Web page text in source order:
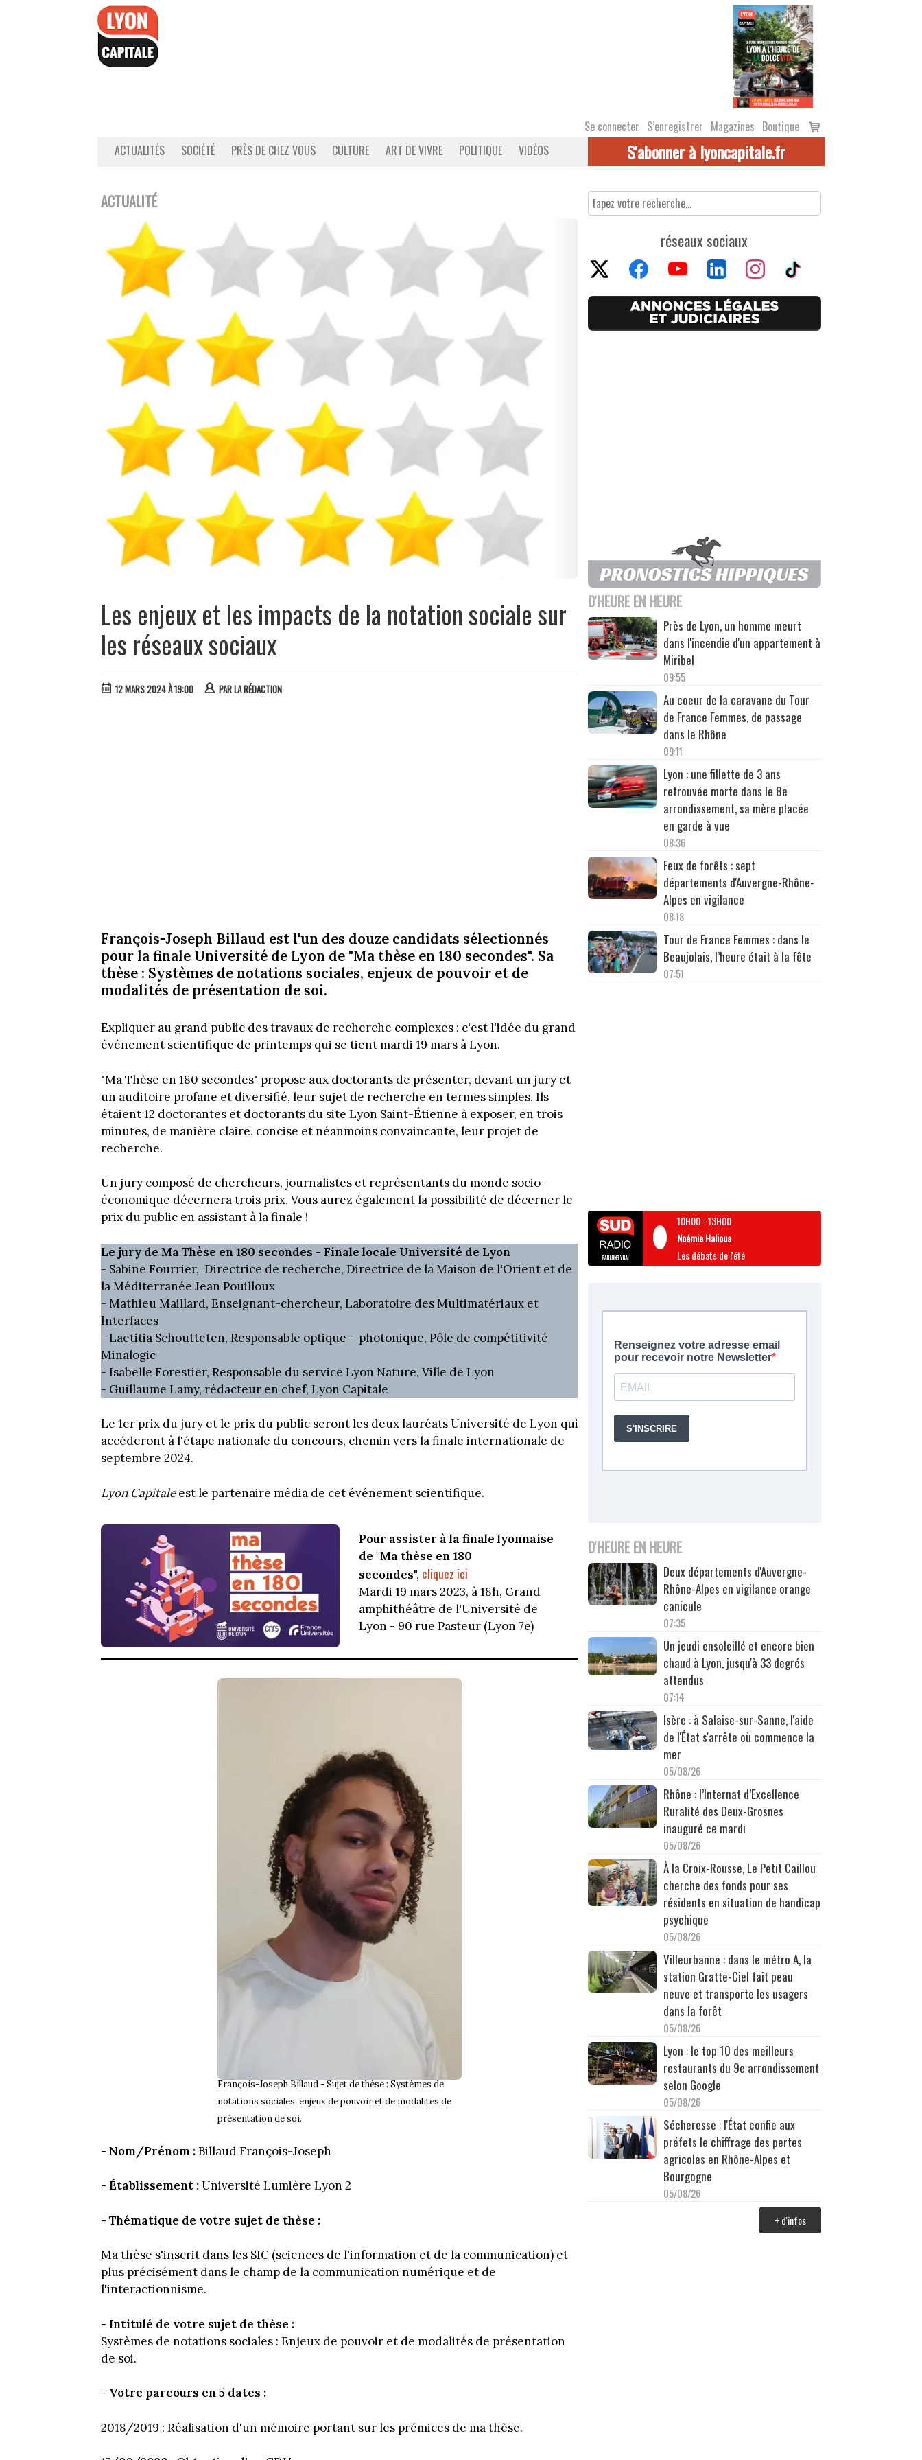
Se connecter S’enregistrer Magazines Boutique
Voir
le
ACTUALITÉS SOCIÉTÉ PRÈS DE CHEZ VOUS CULTURE ART DE VIVRE POLITIQUE VIDÉOS S'abonner à lyoncapitale.fr
ACTUALITÉ
Les enjeux et les impacts de la notation sociale sur
les réseaux sociaux
12 MARS 2024 À 19:00 PARLA RÉDACTION
François-Joseph Billaud est l'un des douze candidats sélectionnés
pour la finale Université de Lyon de "Ma thèse en 180 secondes". Sa
thèse : Systèmes de notations sociales, enjeux de pouvoir et de
modalités de présentation de soi.
Expliquer au grand public des travaux de recherche complexes : c'est l'idée du grand
événement scientifique de printemps qui se tient mardi 19 mars à Lyon.
"Ma Thèse en 180 secondes" propose aux doctorants de présenter, devant un jury et
un auditoire profane et diversifié, leur sujet de recherche en termes simples. Ils
étaient 12 doctorantes et doctorants du site Lyon Saint-Étienne à exposer, en trois
minutes, de manière claire, concise et néanmoins convaincante, leur projet de
recherche.
Un jury composé de chercheurs, journalistes et représentants du monde socio-
économique décernera trois prix. Vous aurez également la possibilité de décerner le
prix du public en assistant à la finale !
Le jury de Ma Thèse en 180 secondes - Finale locale Université de Lyon
- Sabine Fourrier, Directrice de recherche, Directrice de la Maison de l'Orient et de
la Méditerranée Jean Pouilloux
- Mathieu Maillard, Enseignant-chercheur, Laboratoire des Multimatériaux et
Interfaces
- Laetitia Schoutteten, Responsable optique – photonique, Pôle de compétitivité
Minalogic
- Isabelle Forestier, Responsable du service Lyon Nature, Ville de Lyon
- Guillaume Lamy, rédacteur en chef, Lyon Capitale
Le 1er prix du jury et le prix du public seront les deux lauréats Université de Lyon qui
accéderont à l'étape nationale du concours, chemin vers la finale internationale de
septembre 2024.
Lyon Capitaleest le partenaire média de cet événement scientifique.
Pour assister à la finale lyonnaise
de "Ma thèse en 180
secondes", cliquez ici
Mardi 19 mars 2023, à 18h, Grand
amphithéâtre de l'Université de
Lyon - 90 rue Pasteur (Lyon 7e)
François-Joseph Billaud - Sujet de thèse : Systèmes de
notations sociales, enjeux de pouvoir et de modalités de
présentation de soi.
- Nom/Prénom :Billaud François-Joseph
- Établissement :Université Lumière Lyon 2
- Thématique de votre sujet de thèse :
Ma thèse s'inscrit dans les SIC (sciences de l'information et de la communication) et
plus précisément dans le champ de la communication numérique et de
l'interactionnisme.
- Intitulé de votre sujet de thèse :
Systèmes de notations sociales : Enjeux de pouvoir et de modalités de présentation
de soi.
- Votre parcours en 5 dates :
2018/2019 : Réalisation d'un mémoire portant sur les prémices de ma thèse.
réseaux sociaux
D'HEURE EN HEURE
Près de Lyon, un homme meurt
dans l'incendie d'un appartement à
Miribel
09:55
Au coeur de la caravane du Tour
de France Femmes, de passage
dans le Rhône
09:11
Lyon : une fillette de 3 ans
retrouvée morte dans le 8e
arrondissement, sa mère placée
en garde à vue
08:36
Feux de forêts : sept
départements d'Auvergne-Rhône-
Alpes en vigilance
08:18
Tour de France Femmes : dans le
Beaujolais, l’heure était à la fête
07:51
10H00-13H00
Noémie Halioua
Les débats de l'été
D'HEURE EN HEURE
Deux départements d'Auvergne-
Rhône-Alpes en vigilance orange
canicule
07:35
Un jeudi ensoleillé et encore bien
chaud à Lyon, jusqu'à 33 degrés
attendus
07:14
Isère : à Salaise-sur-Sanne, l'aide
de l'État s'arrête où commence la
mer
05/08/26
Rhône : l’Internat d’Excellence
Ruralité des Deux-Grosnes
inauguré ce mardi
05/08/26
À la Croix-Rousse, Le Petit Caillou
cherche des fonds pour ses
résidents en situation de handicap
psychique
05/08/26
Villeurbanne : dans le métro A, la
station Gratte-Ciel fait peau
neuve et transporte les usagers
dans la forêt
05/08/26
Lyon : le top 10 des meilleurs
restaurants du 9e arrondissement
selon Google
05/08/26
Sécheresse : l'État confie aux
préfets le chiffrage des pertes
agricoles en Rhône-Alpes et
Bourgogne
05/08/26
+ d'infos